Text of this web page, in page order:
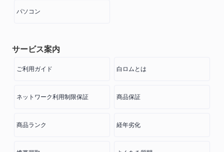
パソコン
サービス案内
ご利用ガイド 白ロムとは
ネットワーク利用制限保証 商品保証
商品ランク 経年劣化